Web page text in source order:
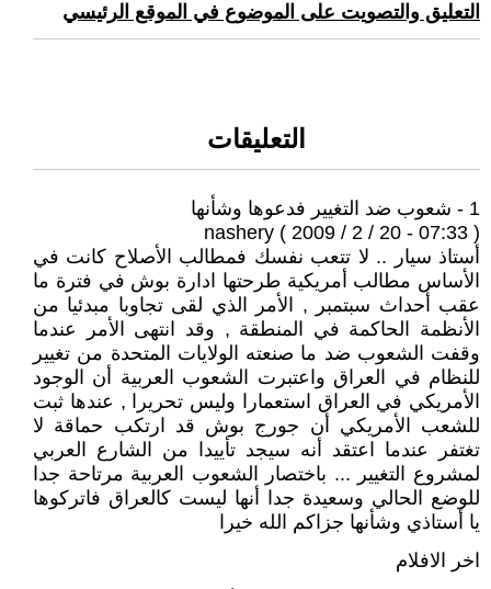
التعليق والتصويت على الموضوع في الموقع الرئيسي
التعليقات
1 - شعوب ضد التغيير فدعوها وشأنها
nashery ( 2009 / 2 / 20 - 07:33 )
أستاذ سيار .. لا تتعب نفسك فمطالب الأصلاح كانت في
الأساس مطالب أمريكية طرحتها ادارة بوش في فترة ما
عقب أحداث سبتمبر , الأمر الذي لقى تجاوبا مبدئيا من
الأنظمة الحاكمة في المنطقة , وقد انتهى الأمر عندما
وقفت الشعوب ضد ما صنعته الولايات المتحدة من تغيير
للنظام في العراق واعتبرت الشعوب العربية أن الوجود
الأمريكي في العراق استعمارا وليس تحريرا , عندها ثبت
للشعب الأمريكي أن جورج بوش قد ارتكب حماقة لا
تغتفر عندما اعتقد أنه سيجد تأييدا من الشارع العربي
لمشروع التغيير ... باختصار الشعوب العربية مرتاحة جدا
للوضع الحالي وسعيدة جدا أنها ليست كالعراق فاتركوها
يا أستاذي وشأنها جزاكم الله خيرا
اخر الافلام